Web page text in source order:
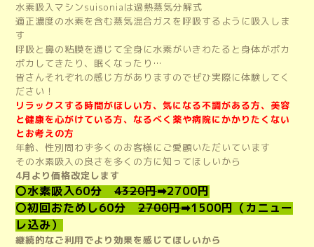
水素吸入マシンsuisoniaは過熱蒸気分解式
適正濃度の水素を含む蒸気混合ガスを呼吸するように吸入しま
す
呼吸と鼻の粘膜を通じて全身に水素がいきわたると身体がポカ
ポカしてきたり、眠くなったり…
皆さんそれぞれの感じ方がありますのでぜひ実際に体験してく
ださい！
リラックスする時間がほしい方、気になる不調がある方、美容
と健康を心がけている方、なるべく薬や病院にかかりたくない
とお考えの方
年齢、性別問わず多くのお客様にご愛顧いただいています
その水素吸入の良さを多くの方に知ってほしいから
4月より価格改定します
〇水素吸入60分 4320円➡2700円
〇初回おためし60分 2700円➡1500円（カニュー
レ込み）
継続的なご利用でより効果を感じてほしいから